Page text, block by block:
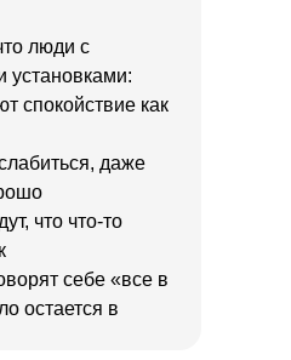
люди с
установками:
спокойствие как
даже
что что-то
себе «все в
остается в